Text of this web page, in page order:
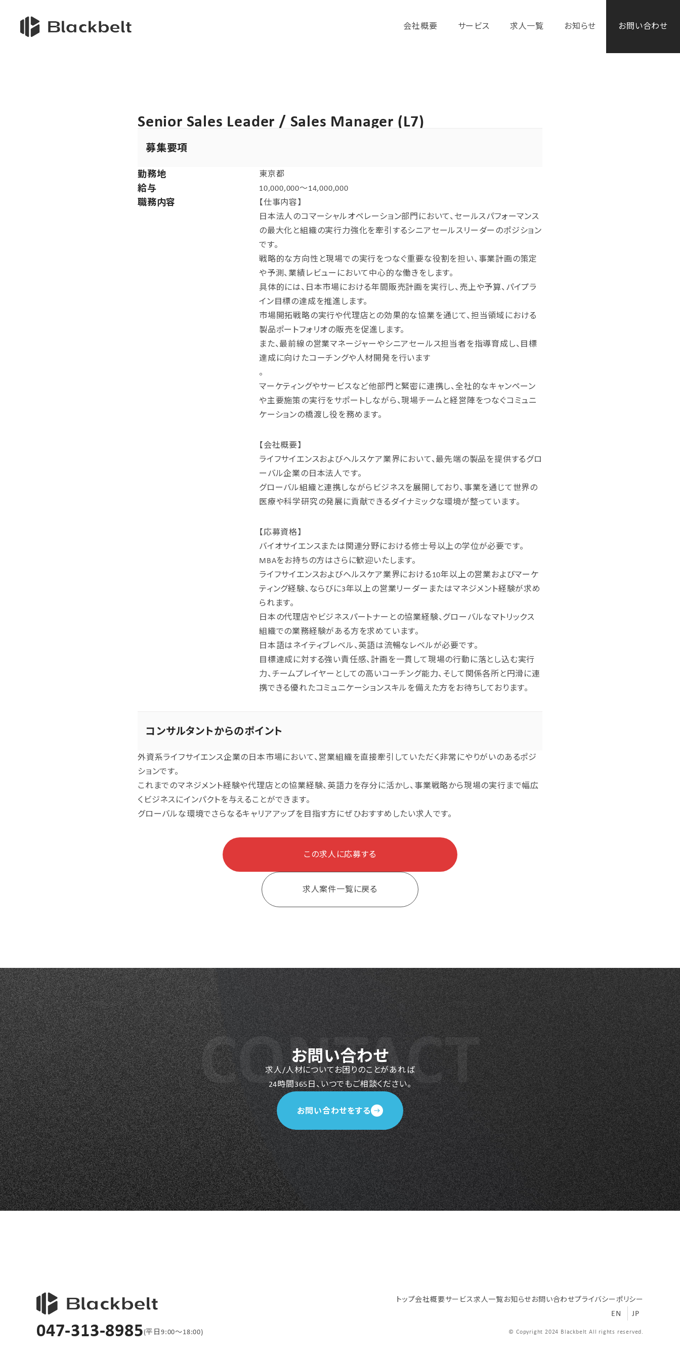
会社概要 サービス 求人一覧 お知らせ お問い合わせ
Senior Sales Leader / Sales Manager (L7)
募集要項
勤務地 東京都
給与 10,000,000～14,000,000
職務内容
【仕事内容】
日本法人のコマーシャルオペレーション部門において、セールスパフォーマンス
の最大化と組織の実行力強化を牽引するシニアセールスリーダーのポジション
です。
戦略的な方向性と現場での実行をつなぐ重要な役割を担い、事業計画の策定
や予測、業績レビューにおいて中心的な働きをします。
具体的には、日本市場における年間販売計画を実行し、売上や予算、パイプラ
イン目標の達成を推進します。
市場開拓戦略の実行や代理店との効果的な協業を通じて、担当領域における
製品ポートフォリオの販売を促進します。
また、最前線の営業マネージャーやシニアセールス担当者を指導育成し、目標
達成に向けたコーチングや人材開発を行います
。
マーケティングやサービスなど他部門と緊密に連携し、全社的なキャンペーン
や主要施策の実行をサポートしながら、現場チームと経営陣をつなぐコミュニ
ケーションの橋渡し役を務めます。
【会社概要】
ライフサイエンスおよびヘルスケア業界において、最先端の製品を提供するグロ
ーバル企業の日本法人です。
グローバル組織と連携しながらビジネスを展開しており、事業を通じて世界の
医療や科学研究の発展に貢献できるダイナミックな環境が整っています。
【応募資格】
バイオサイエンスまたは関連分野における修士号以上の学位が必要です。
MBAをお持ちの方はさらに歓迎いたします。
ライフサイエンスおよびヘルスケア業界における10年以上の営業およびマーケ
ティング経験、ならびに3年以上の営業リーダーまたはマネジメント経験が求め
られます。
日本の代理店やビジネスパートナーとの協業経験、グローバルなマトリックス
組織での業務経験がある方を求めています。
日本語はネイティブレベル、英語は流暢なレベルが必要です。
目標達成に対する強い責任感、計画を一貫して現場の行動に落とし込む実行
力、チームプレイヤーとしての高いコーチング能力、そして関係各所と円滑に連
携できる優れたコミュニケーションスキルを備えた方をお待ちしております。
コンサルタントからのポイント
外資系ライフサイエンス企業の日本市場において、営業組織を直接牽引していただく非常にやりがいのあるポジ
ションです。
これまでのマネジメント経験や代理店との協業経験、英語力を存分に活かし、事業戦略から現場の実行まで幅広
くビジネスにインパクトを与えることができます。
グローバルな環境でさらなるキャリアアップを目指す方にぜひおすすめしたい求人です。
この求人に応募する
求人案件一覧に戻る
お問い合わせ
求人/人材についてお困りのことがあれば
24時間365日、いつでもご相談ください。
お問い合わせをする
トップ会社概要サービス求人一覧お知らせお問い合わせプライバシーポリシー
EN JP
047-313-8985(平日9:00〜18:00) © Copyright 2024 Blackbelt All rights reserved.